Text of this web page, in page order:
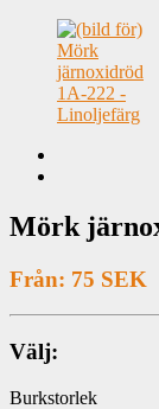
Mörk
Från: 75 SEK
Välj:
Burkstorlek